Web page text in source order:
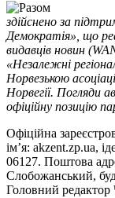
здійснено за
Демократія», що
видавців новин
«Незалежні
Норвезькою
Норвегії. Погляди
офіційну позицію
Офіційна
ім’я: akzent.zp.ua,
06127. Поштова
Слобожанський,
Головний редактор